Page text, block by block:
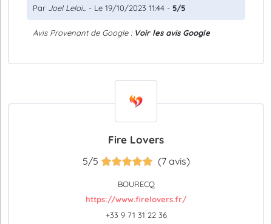
Par Joel Leloi... - Le 19/10/2023 11:44 - 5/5
Avis Provenant de Google : Voir les avis Google
Fire Lovers
5/5 (7 avis)
BOURECQ
https://www.firelovers.fr/
+33 9 71 31 22 36